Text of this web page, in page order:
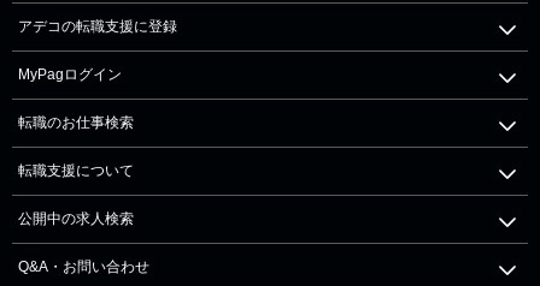
アデコの転職支援に登録
MyPagログイン
転職のお仕事検索
転職支援について
公開中の求人検索
Q&A・お問い合わせ